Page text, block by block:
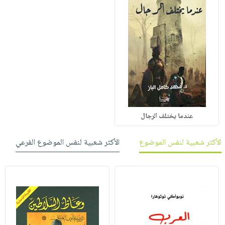
عندما يختلف الرجال
الأكثر شعبية لنفس الموضوع الأكثر شعبية لنفس الموضوع الفرعي